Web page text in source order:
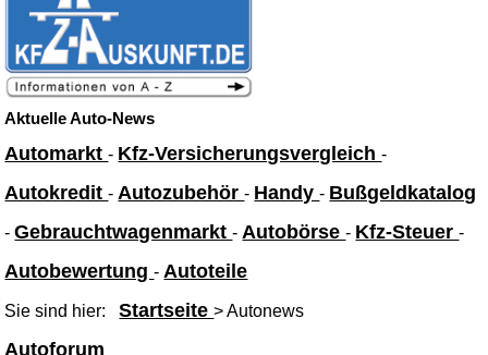
Aktuelle Auto-News
Automarkt- Kfz-Versicherungsvergleich-
Autokredit- Autozubehör- Handy- Bußgeldkatalog
-Gebrauchtwagenmarkt- Autobörse- Kfz-Steuer-
Autobewertung- Autoteile
Sie sind hier:Startseite> Autonews
Autoforum